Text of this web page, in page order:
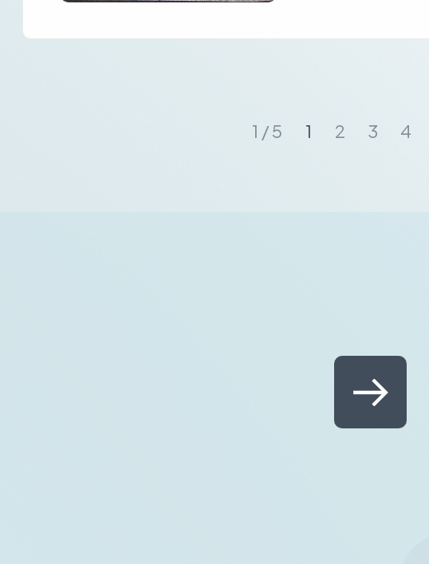
1 / 5 1 2 3 4